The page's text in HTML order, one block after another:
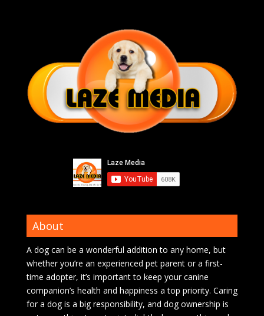
About
A dog can be a wonderful addition to any home, but
whether you’re an experienced pet parent or a first-
time adopter, it’s important to keep your canine
companion’s health and happiness a top priority. Caring
for a dog is a big responsibility, and dog ownership is